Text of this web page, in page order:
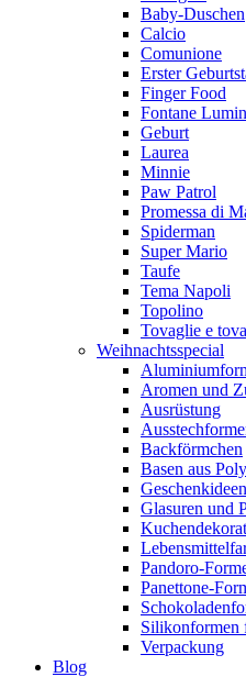
Baby-Duschen
Calcio
Comunione
Erster
Finger Food
Fontane
Geburt
Laurea
Minnie
Paw Patrol
Promessa di
Spiderman
Super Mario
Taufe
Tema Napoli
Topolino
Tovaglie e
Weihnachtsspecial
Aromen und
Ausrüstung
Backförmchen
Basen aus
Geschenkideen
Glasuren und
Pandoro-
Panettone-
Silikonformen
Verpackung
Blog